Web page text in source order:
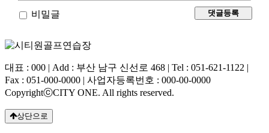
비밀글
대표 : 000 | Add : 부산 남구 신선로 468 | Tel : 051-621-1122 |
Fax : 051-000-0000 | 사업자등록번호 : 000-00-0000
CopyrightⓒCITY ONE. All rights reserved.
상단으로